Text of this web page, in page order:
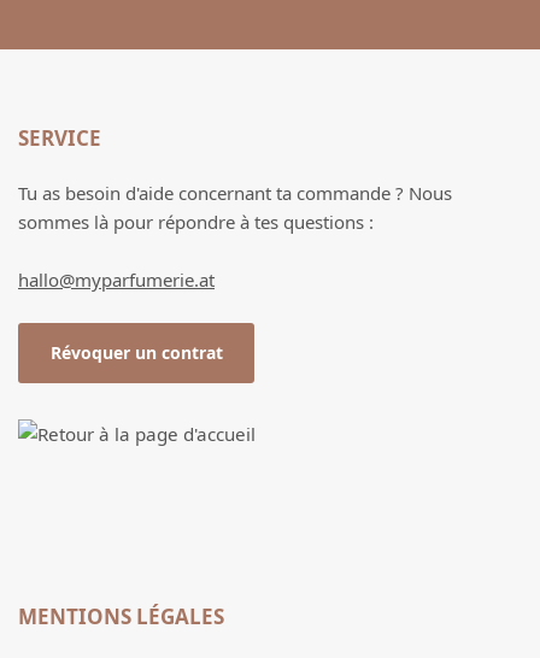
SERVICE
Tu as besoin d'aide concernant ta commande ? Nous
sommes là pour répondre à tes questions :
hallo@myparfumerie.at
Révoquer un contrat
MENTIONS LÉGALES